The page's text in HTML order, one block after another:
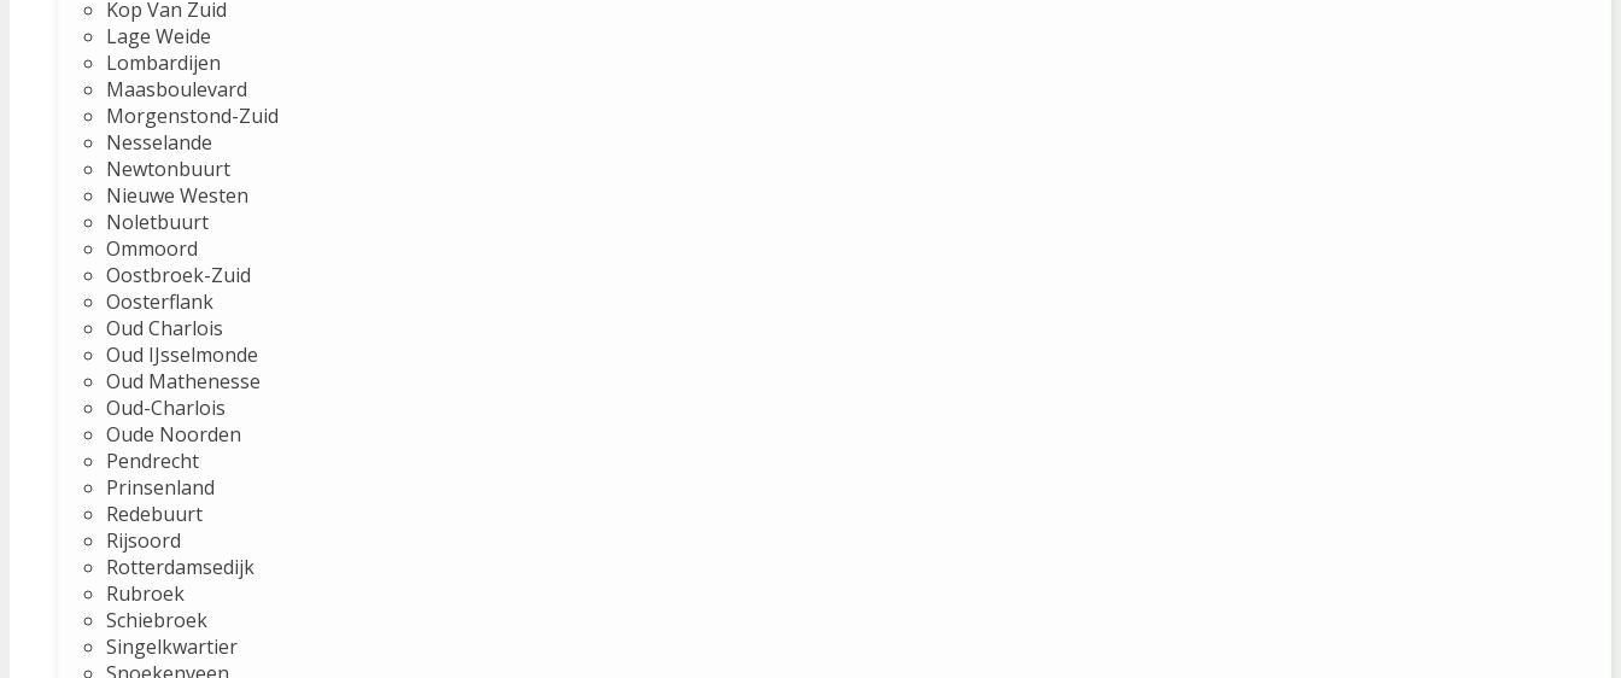
Kop Van Zuid
Lage Weide
Lombardijen
Maasboulevard
Morgenstond-Zuid
Nesselande
Newtonbuurt
Nieuwe Westen
Noletbuurt
Ommoord
Oostbroek-Zuid
Oosterflank
Oud Charlois
Oud IJsselmonde
Oud Mathenesse
Oud-Charlois
Oude Noorden
Pendrecht
Prinsenland
Redebuurt
Rijsoord
Rotterdamsedijk
Rubroek
Schiebroek
Singelkwartier